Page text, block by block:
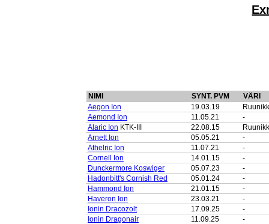
NIMI SYNT. PVM
VÄRI
Aegon Ion
19.03.19
Aemond Ion
11.05.21
-
Alaric Ion KTK-III 22.08.15
Arnett Ion
05.05.21
-
Athelric Ion
11.07.21
-
Cornell Ion
14.01.15
-
Dunckermore Koswiger
05.07.23
-
Hadonbitt's Cornish Red
05.01.24
-
Hammond Ion
21.01.15
-
Haveron Ion
23.03.21
-
Ionin Dracozolt
17.09.25
-
Ionin Dragonair
11.09.25
-